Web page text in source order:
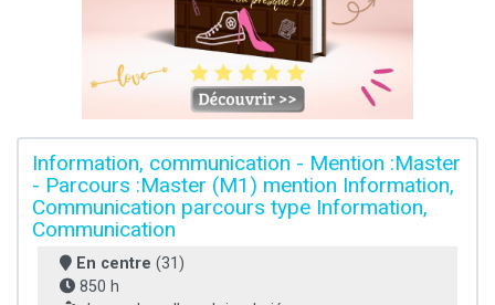
Information, communication - Mention :Master
- Parcours :Master (M1) mention Information,
Communication parcours type Information,
Communication
En centre (31)
850 h